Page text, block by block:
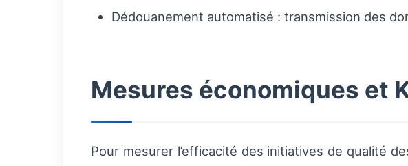
Dédouanement automatisé : transmission des
Mesures économiques et
Pour mesurer l’efficacité des initiatives de qualité